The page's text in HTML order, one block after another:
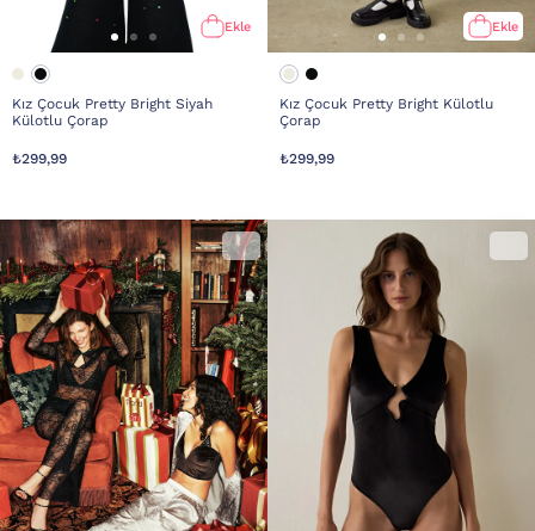
Ekle
Kız Çocuk Pretty Bright Siyah
Külotlu Çorap
₺299,99
Ekle
Kız Çocuk Pretty Bright Külotlu
Çorap
₺299,99